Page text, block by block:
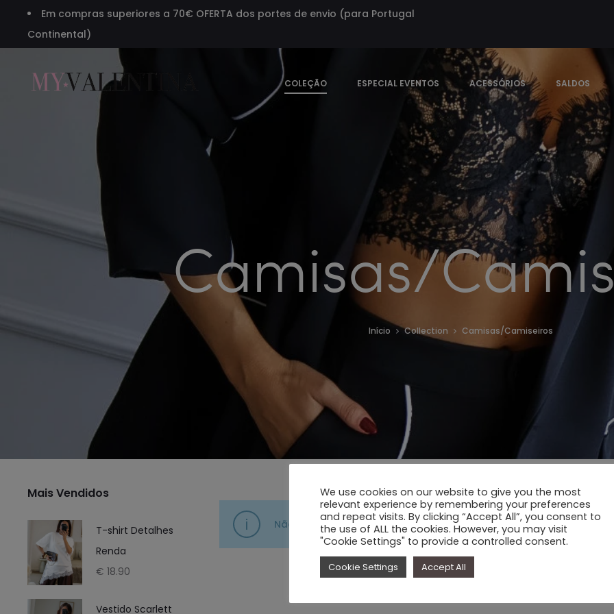
Em compras superiores a 70€ OFERTA dos portes de envio (para Portugal
Continental)
COLEÇÃO ESPECIAL EVENTOS ACESSÓRIOS SALDOS
Camisas/
Início Collection Camisas/Camiseiros
Não foram encontrados produtos correspondentes à sua
Mais Vendidos
T-shirt Detalhes
Renda
€ 18.90
Vestido Scarlett
We use cookies on our website to give you the most
relevant experience by remembering your preferences
and repeat visits. By clicking “Accept All”, you consent to
the use of ALL the cookies. However, you may visit
"Cookie Settings" to provide a controlled consent.
Cookie Settings Accept All